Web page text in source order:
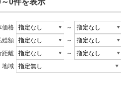
0件を表示
価格
～
総額
～
距離
～
地域